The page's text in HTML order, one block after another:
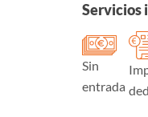
Servicios
Sin
entrada